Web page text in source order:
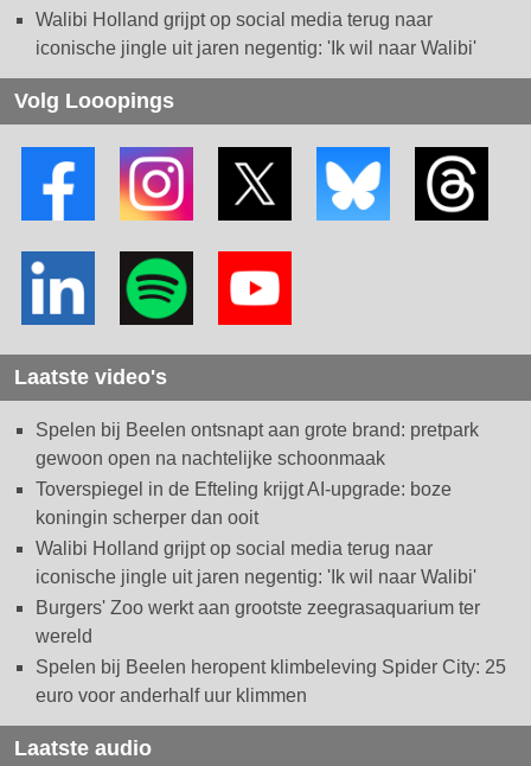
Walibi Holland grijpt op social media terug naar
iconische jingle uit jaren negentig: 'Ik wil naar Walibi'
Volg Looopings
Laatste video's
Spelen bij Beelen ontsnapt aan grote brand: pretpark
gewoon open na nachtelijke schoonmaak
Toverspiegel in de Efteling krijgt AI-upgrade: boze
koningin scherper dan ooit
Walibi Holland grijpt op social media terug naar
iconische jingle uit jaren negentig: 'Ik wil naar Walibi'
Burgers' Zoo werkt aan grootste zeegrasaquarium ter
wereld
Spelen bij Beelen heropent klimbeleving Spider City: 25
euro voor anderhalf uur klimmen
Laatste audio